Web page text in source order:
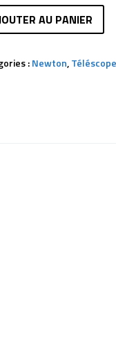
AU PANIER
:Newton,